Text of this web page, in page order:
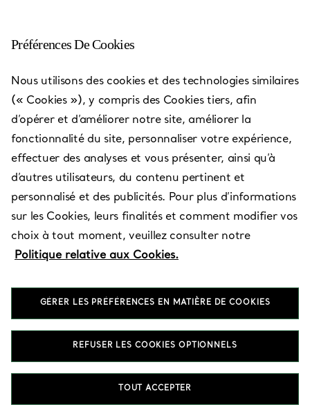
Kagoshima, Kagoshima -
Kagoshima Yamakataya
Ouvert aujourd’hui jusqu’à 19:00
Services disponibles
3-1 Kinseicho,Kagoshima, Kagosima, JP 892-8601
099-227-0070
Trouver votre boutique
Préférences De Cookies
Nous utilisons des cookies et des technologies similaires
(« Cookies »), y compris des Cookies tiers, afin
d’opérer et d’améliorer notre site, améliorer la
fonctionnalité du site, personnaliser votre expérience,
effectuer des analyses et vous présenter, ainsi qu’à
d’autres utilisateurs, du contenu pertinent et
personnalisé et des publicités. Pour plus d’informations
sur les Cookies, leurs finalités et comment modifier vos
choix à tout moment, veuillez consulter notre
Politique relative aux Cookies.
GÉRER LES PRÉFÉRENCES EN MATIÈRE DE COOKIES
REFUSER LES COOKIES OPTIONNELS
TOUT ACCEPTER